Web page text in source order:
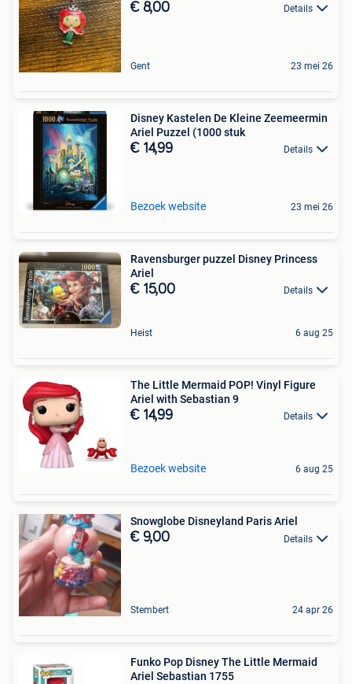
€ 8,00 Details
Gent 23 mei 26
Disney Kastelen De Kleine Zeemeermin
Ariel Puzzel (1000 stuk
€ 14,99 Details
Bezoek website 23 mei 26
Ravensburger puzzel Disney Princess
Ariel
€ 15,00 Details
Heist 6 aug 25
The Little Mermaid POP! Vinyl Figure
Ariel with Sebastian 9
€ 14,99 Details
Bezoek website 6 aug 25
Snowglobe Disneyland Paris Ariel
€ 9,00 Details
Stembert 24 apr 26
Funko Pop Disney The Little Mermaid
Ariel Sebastian 1755